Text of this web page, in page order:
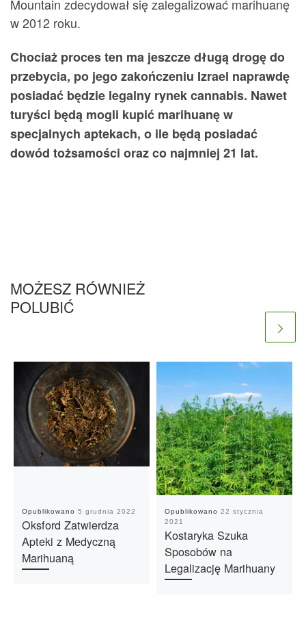
Mountain zdecydował się zalegalizować marihuanę
w 2012 roku.
Chociaż proces ten ma jeszcze długą drogę do
przebycia, po jego zakończeniu Izrael naprawdę
posiadać będzie legalny rynek cannabis. Nawet
turyści będą mogli kupić marihuanę w
specjalnych aptekach, o ile będą posiadać
dowód tożsamości oraz co najmniej 21 lat.
MOŻESZ RÓWNIEŻ
POLUBIĆ
Opublikowano 5 grudnia 2022
Oksford Zatwierdza
Apteki z Medyczną
Marihuaną
Opublikowano 22 stycznia
2021
Kostaryka Szuka
Sposobów na
Legalizację Marihuany